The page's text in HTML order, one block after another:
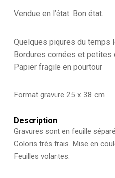
-
Uniformes
-
Imagerie
Epinal
Imagerie
Garde
Républicaine
Vendue en l’état. Bon état.
Quelques piqures du temps
Bordures cornées et petites
Papier fragile en pourtour
Format gravure 25 x 38 cm
Description
Gravures sont en feuille
Coloris très frais. Mise en
Feuilles volantes.